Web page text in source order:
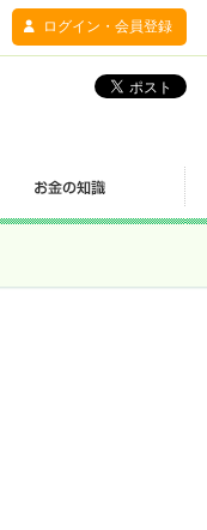
ログイン・会員登録